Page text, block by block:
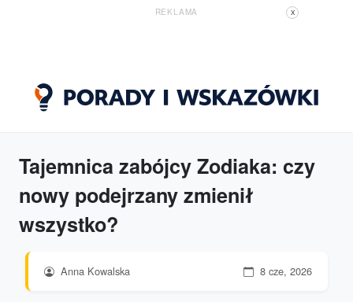
REKLAMA X
Tajemnica zabójcy Zodiaka: czy
nowy podejrzany zmienił
wszystko?
Anna Kowalska 8 cze, 2026